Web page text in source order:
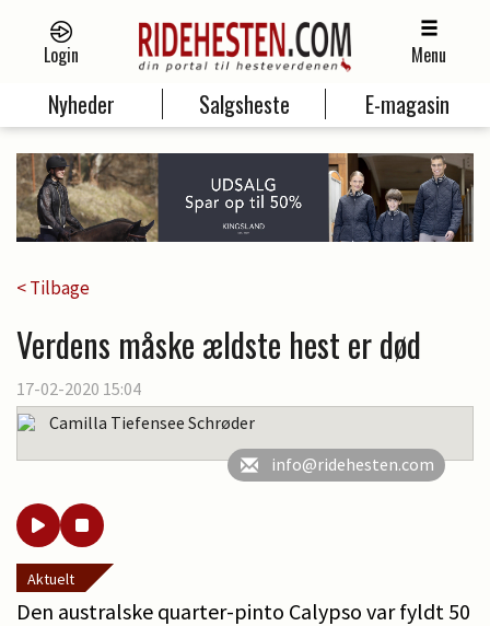
Login Menu
Nyheder Salgsheste E-magasin
< Tilbage
Verdens måske ældste hest er død
17-02-2020 15:04
Camilla Tiefensee Schrøder
info@ridehesten.com
Aktuelt
Den australske quarter-pinto Calypso var fyldt 50